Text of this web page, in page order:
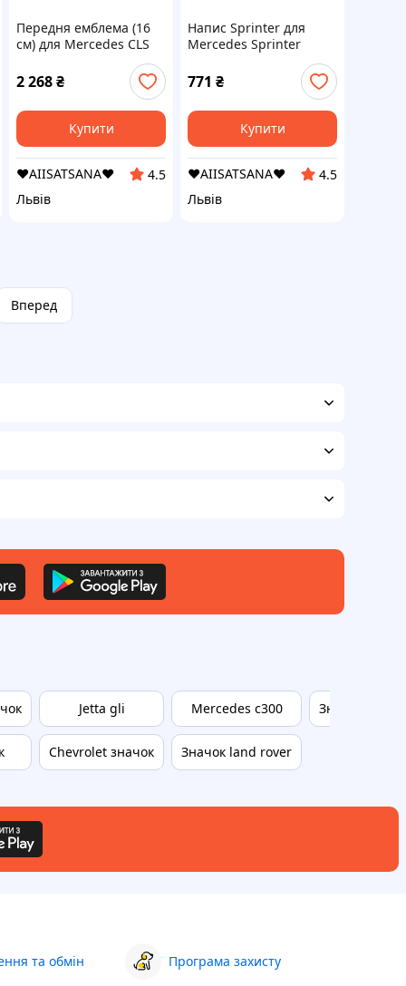
Передня емблема (16
см) для Mercedes CLS
2 268₴
Купити
❤️AIISATSANA❤️
4.5
Львів
Напис Sprinter для
Mercedes Sprinter
W907/W910 2018- рр
771 ₴
Купити
❤️AIISATSANA❤️
4.5
Львів
Вперед
Jetta gli
Chevrolet значок
Mercedes c300
Значок land rover
Значки на
та обмін Програма захисту